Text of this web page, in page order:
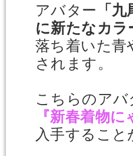
アバター 「
に新たなカラ
落ち着いた青
されます。
こちらのア
『新春着物
入手すること